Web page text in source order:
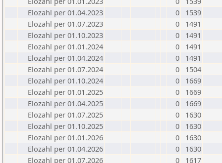
Elozahl per 01.04.2023
0
1539
Elozahl per 01.07.2023
0
1491
Elozahl per 01.10.2023
0
1491
Elozahl per 01.01.2024
0
1491
Elozahl per 01.04.2024
0
1491
Elozahl per 01.07.2024
0
1504
Elozahl per 01.10.2024
0
1669
Elozahl per 01.01.2025
0
1669
Elozahl per 01.04.2025
0
1669
Elozahl per 01.07.2025
0
1630
Elozahl per 01.10.2025
0
1630
Elozahl per 01.01.2026
0
1630
Elozahl per 01.04.2026
0
1630
Elozahl per 01.07.2026
0
1617